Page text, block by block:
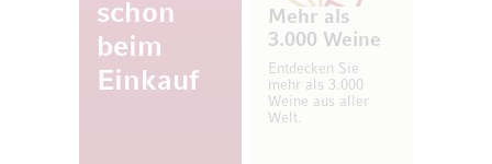
schon
beim
Einkauf
Mehr als
3.000 Weine
Entdecken Sie
mehr als 3.000
Weine aus aller
Welt.